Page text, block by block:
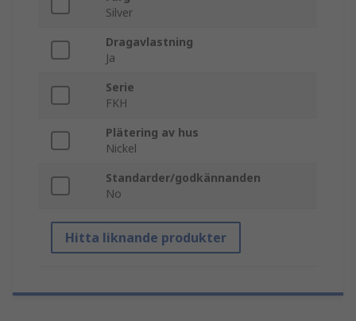
Silver
Dragavlastning
Ja
Serie
FKH
Plätering av hus
Nickel
Standarder/godkännanden
No
Hitta liknande produkter